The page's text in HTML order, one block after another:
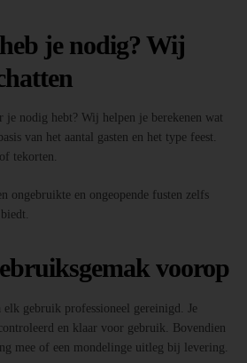
je nodig? Wij
je nodig hebt? Wij helpen je berekenen wat
van het aantal gasten en het type feest.
tekorten.
ongebruikte en ongeopende fusten zelfs
voorop
gebruik professioneel gereinigd. Je
en klaar voor gebruik. Bovendien
mee of een mondelinge uitleg bij levering.